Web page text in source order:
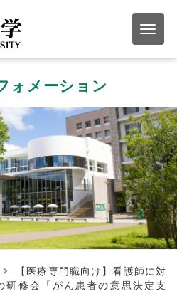
ォメーション
【医療専門職向け】看護師に対
研修会「がん患者の意思決定支